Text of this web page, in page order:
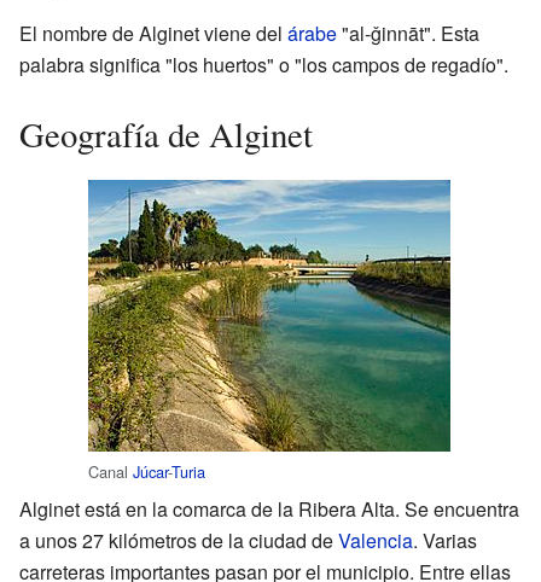
El nombre de Alginet viene del árabe"al-ǧinnāt". Esta
palabra significa "los huertos" o "los campos de regadío".
Geografía de Alginet
Canal Júcar-Turia
Alginet está en la comarca de la Ribera Alta. Se encuentra
a unos 27 kilómetros de la ciudad deValencia. Varias
carreteras importantes pasan por el municipio. Entre ellas